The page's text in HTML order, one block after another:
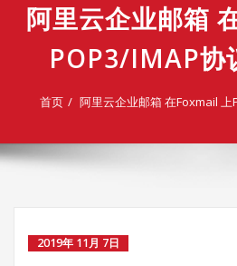
阿里云企业邮箱
POP3/IMAP协
首页 阿里云企业邮箱 在Foxmail
2019年 11月 7日